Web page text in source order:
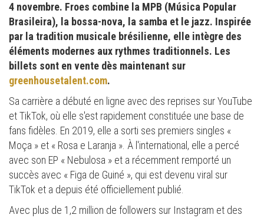
4 novembre. Froes combine la MPB (Música Popular
Brasileira), la bossa-nova, la samba et le jazz. Inspirée
par la tradition musicale brésilienne, elle intègre des
éléments modernes aux rythmes traditionnels. Les
billets sont en vente dès maintenant sur
greenhousetalent.com.
Sa carrière a débuté en ligne avec des reprises sur YouTube
et TikTok, où elle s'est rapidement constituée une base de
fans fidèles. En 2019, elle a sorti ses premiers singles «
Moça » et « Rosa e Laranja ». À l'international, elle a percé
avec son EP « Nebulosa » et a récemment remporté un
succès avec « Figa de Guiné », qui est devenu viral sur
TikTok et a depuis été officiellement publié.
Avec plus de 1,2 million de followers sur Instagram et des